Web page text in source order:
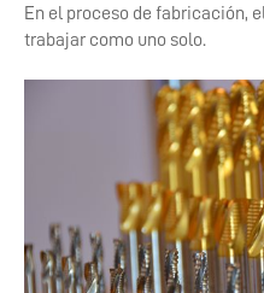
En el proceso de fabricación,
trabajar como uno solo.